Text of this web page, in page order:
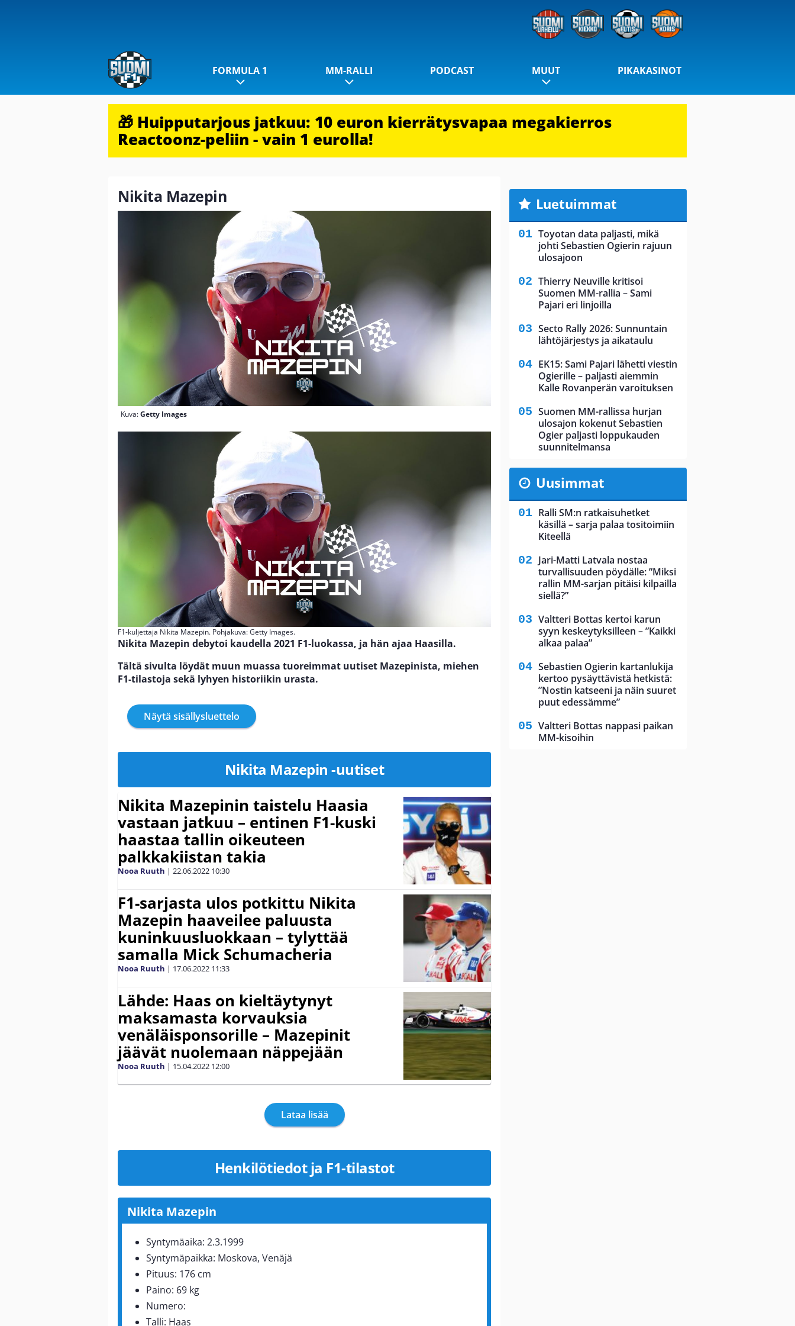
FORMULA 1 MM-RALLI PODCAST MUUT PIKAKASINOT
🎁 Huipputarjous jatkuu: 10 euron kierrätysvapaa megakierros
Reactoonz-peliin - vain 1 eurolla!
Nikita Mazepin
Kuva:Getty Images
F1-kuljettaja Nikita Mazepin. Pohjakuva: Getty Images.
Nikita Mazepin debytoi kaudella 2021 F1-luokassa, ja hän ajaa Haasilla.
Tältä sivulta löydät muun muassa tuoreimmat uutiset Mazepinista, miehen
F1-tilastoja sekä lyhyen historiikin urasta.
Näytä sisällysluettelo
Nikita Mazepin -uutiset
Nikita Mazepinin taistelu Haasia
vastaan jatkuu – entinen F1-kuski
haastaa tallin oikeuteen
palkkakiistan takia
Nooa Ruuth | 22.06.2022 10:30
F1-sarjasta ulos potkittu Nikita
Mazepin haaveilee paluusta
kuninkuusluokkaan – tylyttää
samalla Mick Schumacheria
Nooa Ruuth | 17.06.2022 11:33
Lähde: Haas on kieltäytynyt
maksamasta korvauksia
venäläisponsorille – Mazepinit
jäävät nuolemaan näppejään
Nooa Ruuth | 15.04.2022 12:00
Lataa lisää
Henkilötiedot ja F1-tilastot
Nikita Mazepin
Syntymäaika: 2.3.1999
Syntymäpaikka: Moskova, Venäjä
Pituus: 176 cm
Paino: 69 kg
Numero:
Talli: Haas
Luetuimmat
Toyotan data paljasti, mikä
johti Sebastien Ogierin rajuun
ulosajoon
Thierry Neuville kritisoi
Suomen MM-rallia – Sami
Pajari eri linjoilla
Secto Rally 2026: Sunnuntain
lähtöjärjestys ja aikataulu
EK15: Sami Pajari lähetti viestin
Ogierille – paljasti aiemmin
Kalle Rovanperän varoituksen
Suomen MM-rallissa hurjan
ulosajon kokenut Sebastien
Ogier paljasti loppukauden
suunnitelmansa
Uusimmat
Ralli SM:n ratkaisuhetket
käsillä – sarja palaa tositoimiin
Kiteellä
Jari-Matti Latvala nostaa
turvallisuuden pöydälle: ”Miksi
rallin MM-sarjan pitäisi kilpailla
siellä?”
Valtteri Bottas kertoi karun
syyn keskeytyksilleen – ”Kaikki
alkaa palaa”
Sebastien Ogierin kartanlukija
kertoo pysäyttävistä hetkistä:
”Nostin katseeni ja näin suuret
puut edessämme”
Valtteri Bottas nappasi paikan
MM-kisoihin